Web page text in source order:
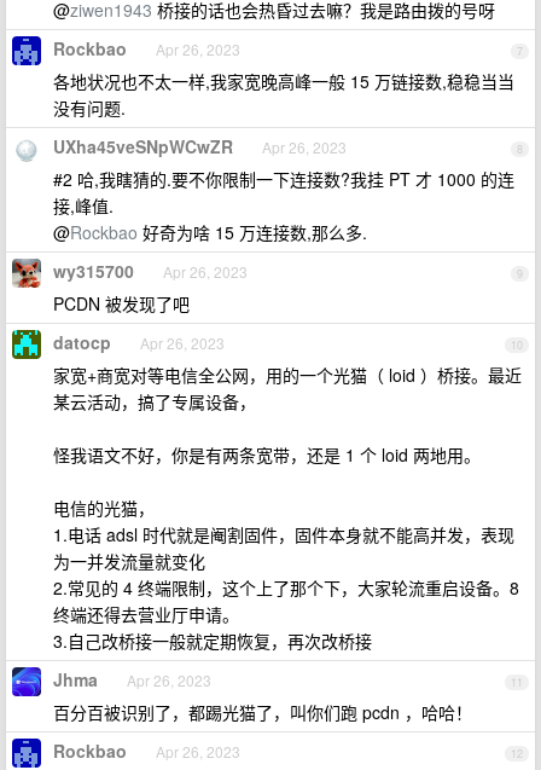
@ziwen1943 桥接的话也会热昏过去嘛？我是路由拨的号呀
7
Rockbao Apr 26, 2023
各地状况也不太一样,我家宽晚高峰一般 15 万链接数,稳稳当当
没有问题.
8
UXha45veSNpWCwZR Apr 26, 2023
#2 哈,我瞎猜的.要不你限制一下连接数?我挂 PT 才 1000 的连
接,峰值.
@Rockbao 好奇为啥 15 万连接数,那么多.
9
wy315700 Apr 26, 2023
PCDN 被发现了吧
10
datocp Apr 26, 2023
家宽+商宽对等电信全公网，用的一个光猫（ loid ）桥接。最近
某云活动，搞了专属设备，
怪我语文不好，你是有两条宽带，还是 1 个 loid 两地用。
电信的光猫，
1.电话 adsl 时代就是阉割固件，固件本身就不能高并发，表现
为一并发流量就变化
2.常见的 4 终端限制，这个上了那个下，大家轮流重启设备。8
终端还得去营业厅申请。
3.自己改桥接一般就定期恢复，再次改桥接
11
Jhma Apr 26, 2023
百分百被识别了，都踢光猫了，叫你们跑 pcdn ，哈哈！
12
Rockbao Apr 26, 2023